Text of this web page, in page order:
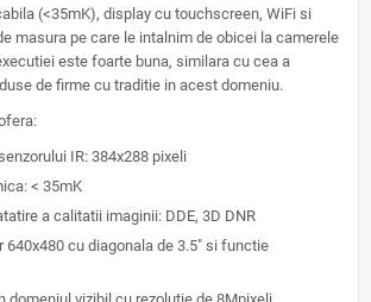
(<35mK), display cu touchscreen, WiFi si
masura pe care le intalnim de obicei la camerele
este foarte buna, similara cu cea a
de firme cu traditie in acest domeniu.
IR: 384x288 pixeli
< 35mK
a calitatii imaginii: DDE, 3D DNR
640x480 cu diagonala de 3.5" si functie